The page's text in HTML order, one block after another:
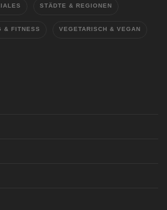
STÄDTE & REGIONEN
& FITNESS VEGETARISCH & VEGAN